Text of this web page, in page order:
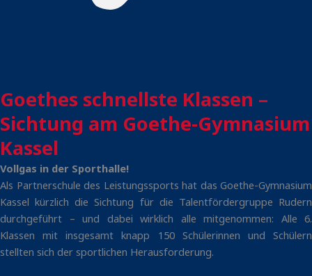
Goethes schnellste Klassen –
Sichtung am Goethe-Gymnasium
Kassel
Vollgas in der Sporthalle!
Als Partnerschule des Leistungssports hat das Goethe-Gymnasium
Kassel kürzlich die Sichtung für die Talentfördergruppe Rudern
durchgeführt – und dabei wirklich alle mitgenommen: Alle 6.
Klassen mit insgesamt knapp 150 Schülerinnen und Schülern
stellten sich der sportlichen Herausforderung.